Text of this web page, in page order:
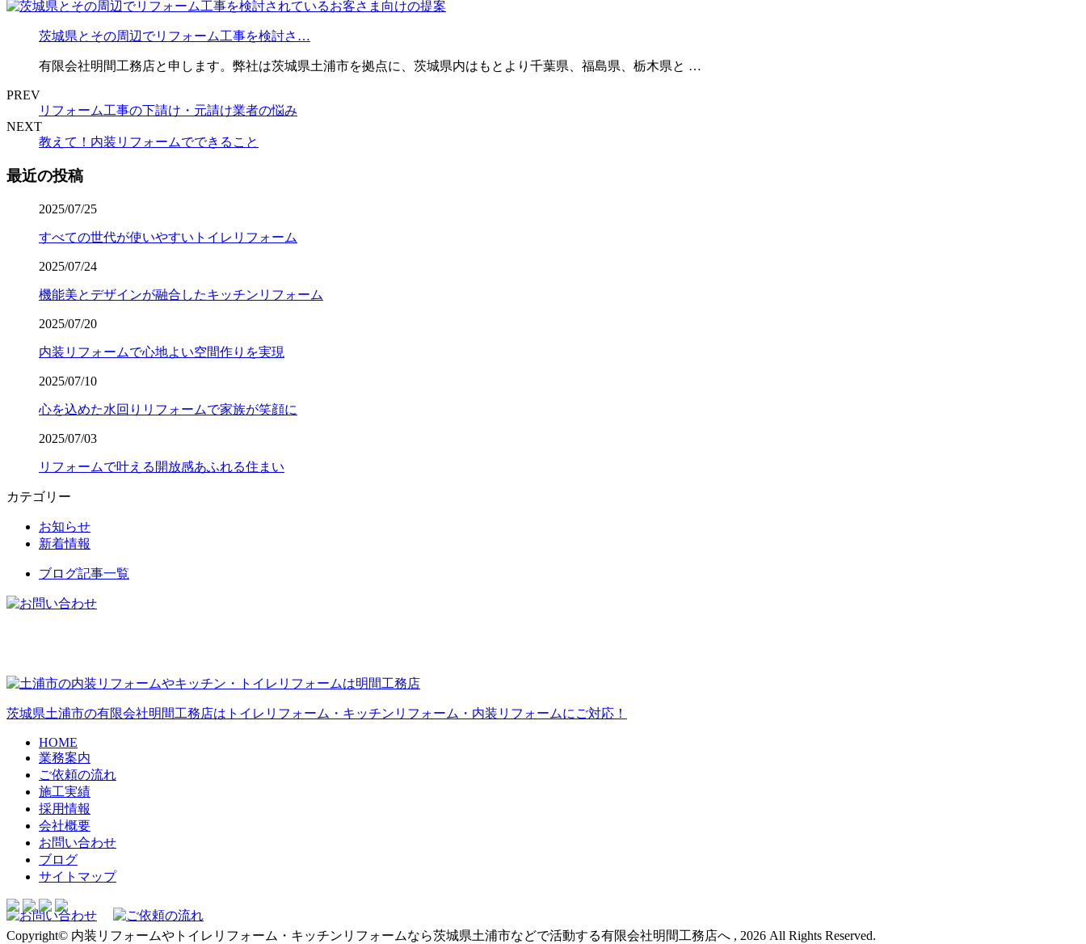
茨城県とその周辺でリフォーム工事を検討さ…
有限会社明間工務店と申します。弊社は茨城県土浦市を拠点に、茨城県内はもとより千葉県、福島県、栃木県と …
PREV
リフォーム工事の下請け・元請け業者の悩み
NEXT
教えて！内装リフォームでできること
最近の投稿
2025/07/25
すべての世代が使いやすいトイレリフォーム
2025/07/24
機能美とデザインが融合したキッチンリフォーム
2025/07/20
内装リフォームで心地よい空間作りを実現
2025/07/10
心を込めた水回りリフォームで家族が笑顔に
2025/07/03
リフォームで叶える開放感あふれる住まい
カテゴリー
お知らせ
新着情報
ブログ記事一覧
茨城県土浦市の有限会社明間工務店はトイレリフォーム・キッチンリフォーム・内装リフォームにご対応！
HOME
業務案内
ご依頼の流れ
施工実績
採用情報
会社概要
お問い合わせ
ブログ
サイトマップ
Copyright© 内装リフォームやトイレリフォーム・キッチンリフォームなら茨城県土浦市などで活動する有限会社明間工務店へ , 2026 All Rights Reserved.